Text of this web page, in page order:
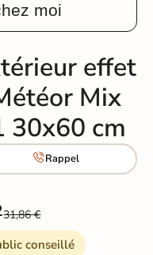
moi
effet
Mix
30x60 cm
Rappel
31,86 €
conseillé